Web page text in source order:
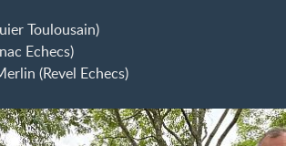
Toulousain)
Echecs)
(Revel Echecs)